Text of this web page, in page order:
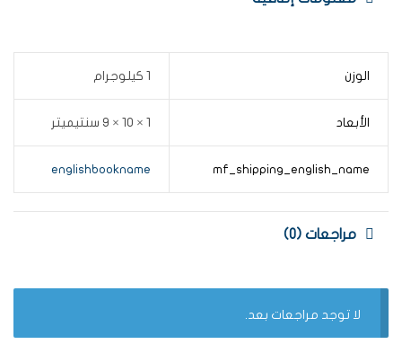
الوزن 1 كيلوجرام
الأبعاد 1 × 10 × 9 سنتيميتر
mf_shipping_english_name
englishbookname
مراجعات (0)
لا توجد مراجعات بعد.